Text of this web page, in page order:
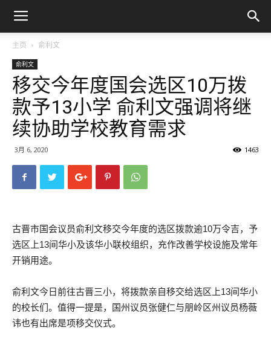
主页 俞利文
俞利文
移交今年度国会选区10万拨
款予13小学 俞利文强调将继
续协助学校教育需求
3月 6, 2020 1463
古晋市国会议员俞利文移交今年度的选区拨款逾10万令吉，予
选区上13间华小及该华小联校组织，充作改善学校设施及常年
开销用途。
俞利文今日前往古晋三小，将拨款亲自移交给选区上13间华小
的校长们。值得一提是，国州议员张健仁与朋岭区州议员杨薇
讳也有出席是项移交仪式。